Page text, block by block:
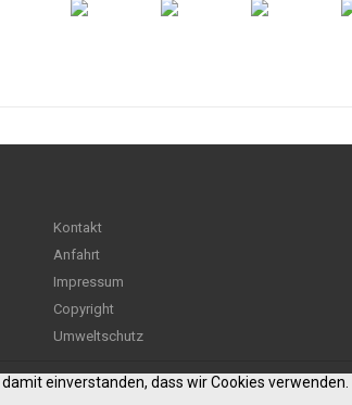
Kontakt
Anfahrt
Impressum
Copyright
Umweltschutz
einverstanden, dass wir Cookies verwenden.